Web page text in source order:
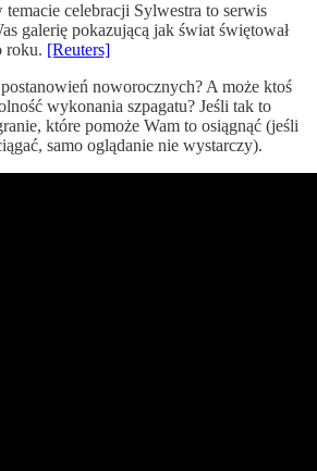
temacie celebracji Sylwestra to serwis
galerię pokazującą jak świat świętował
roku. [Reuters]
noworocznych? A może ktoś
wykonania szpagatu? Jeśli tak to
które pomoże Wam to osiągnąć (jeśli
samo oglądanie nie wystarczy).